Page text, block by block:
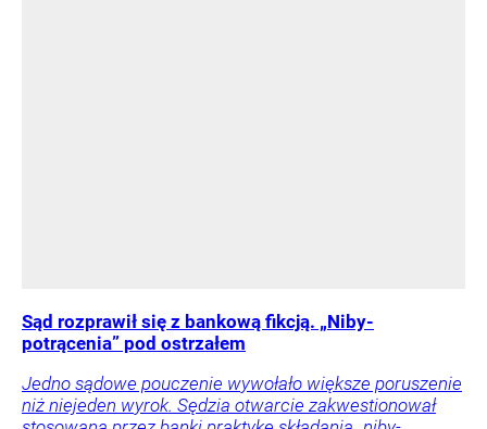
Sąd rozprawił się z bankową fikcją. „Niby-
potrącenia” pod ostrzałem
Jedno sądowe pouczenie wywołało większe poruszenie
niż niejeden wyrok. Sędzia otwarcie zakwestionował